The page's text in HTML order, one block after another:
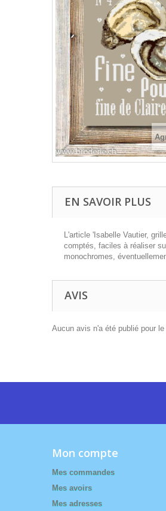
EN SAVOIR PLUS
L'article 'Isabelle Vautier,
comptés, faciles à réaliser
monochromes,
AVIS
Aucun avis n'a été publié pour
Mon compte
Mes commandes
Mes avoirs
Mes adresses